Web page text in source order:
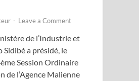
- Leave a Comment
de l’Industrie et
Sidibé a présidé, le
Session Ordinaire
de l’Agence Malienne